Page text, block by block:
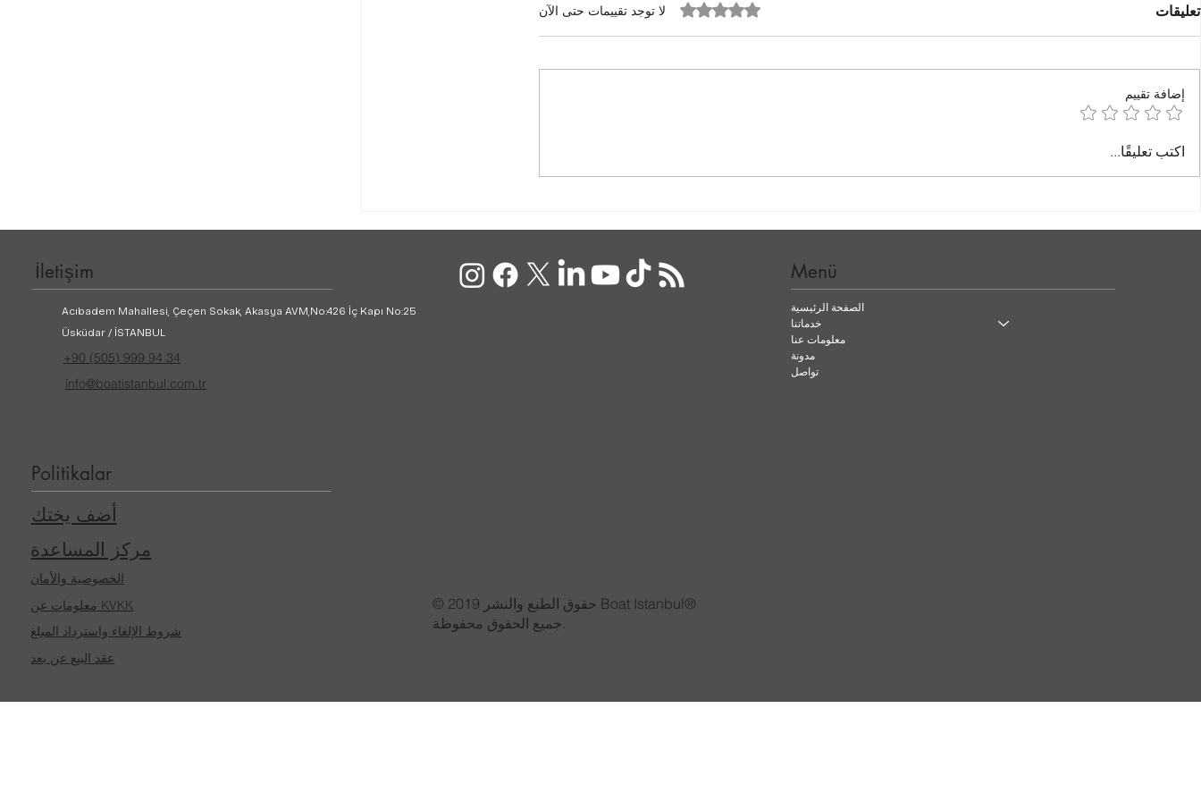
تأجير اليخوت في اسطنبول
تعليقات تم التقييم بـ 0 من أصل 5 نجوم. لا توجد تقييمات حتى الآن
إضافة تقييم
اكتب تعليقًا...
İletişim
Acıbadem Mahallesi, Çeçen Sokak, Akasya AVM,No:426 İç Kapı No:25
Üsküdar / İSTANBUL
+90 (505) 999 94 34
info@boatistanbul.com.tr
Politikalar
أضف يختك
مركز المساعدة
الخصوصية والأمان
معلومات عن KVKK
شروط الإلغاء واسترداد المبلغ
عقد البيع عن بعد
© حقوق الطبع والنشر 2019 Boat Istanbul®
Menü
الصفحة الرئيسية
خدماتنا
معلومات عنا
مدونة
تواصل